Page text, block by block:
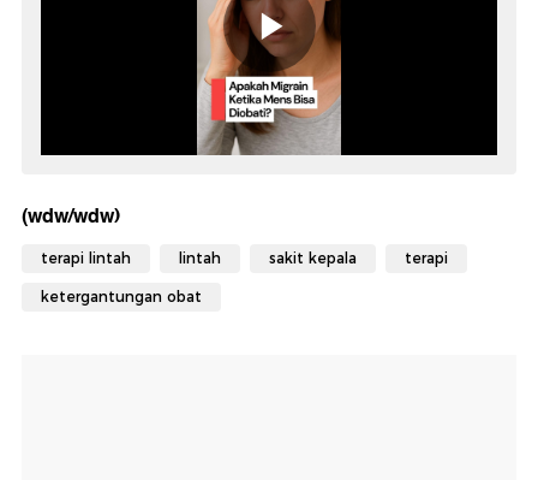
(wdw/wdw)
terapi lintah lintah sakit kepala terapi
ketergantungan obat